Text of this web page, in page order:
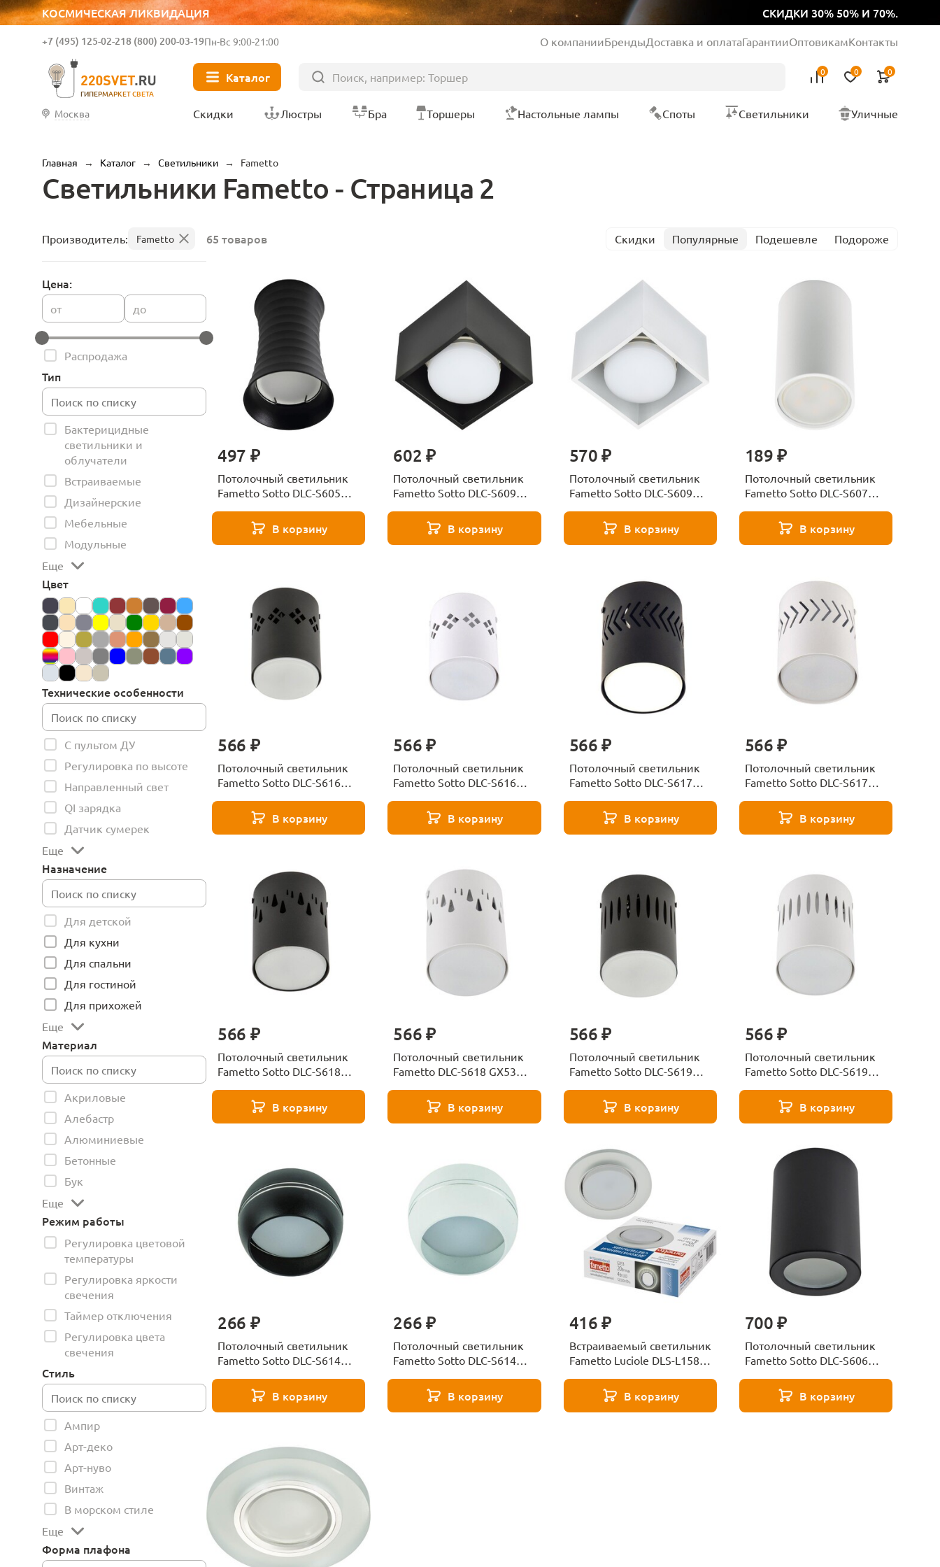
КОСМИЧЕСКАЯ ЛИКВИДАЦИЯ СКИДКИ 30% 50% И 70%.
ГИПЕРМАРКЕТ СВЕТА
+7 (495) 125-02-218 (800) 200-03-19Пн-Вс 9:00-21:00 О компанииБрендыДоставка и оплатаГарантииОптовикамКонтакты
Каталог 0 0 0
Москва Скидки Люстры Бра Торшеры Настольные лампы Споты Светильники Уличные
Главная → Каталог → Светильники → Fametto
Светильники Fametto - Страница 2
Производитель: Fametto
Цена:
от до
Распродажа
Тип
Бактерицидные
светильники и
облучатели
Встраиваемые
Дизайнерские
Мебельные
Модульные
Еще
Цвет
Технические особенности
С пультом ДУ
Регулировка по высоте
Направленный свет
QI зарядка
Датчик сумерек
Еще
Назначение
Для детской
Для кухни
Для спальни
Для гостиной
Для прихожей
Еще
Материал
Акриловые
Алебастр
Алюминиевые
Бетонные
Бук
Еще
Режим работы
Регулировка цветовой
температуры
Регулировка яркости
свечения
Таймер отключения
Регулировка цвета
свечения
Стиль
Ампир
Арт-деко
Арт-нуво
Винтаж
В морском стиле
Еще
Форма плафона
65 товаров Скидки Популярные Подешевле Подороже
497 ₽
Потолочный светильник
Fametto Sotto DLC-S605
В корзину
602 ₽
Потолочный светильник
Fametto Sotto DLC-S609
В корзину
570 ₽
Потолочный светильник
Fametto Sotto DLC-S609
В корзину
189 ₽
Потолочный светильник
Fametto Sotto DLC-S607
В корзину
566 ₽
Потолочный светильник
Fametto Sotto DLC-S616
В корзину
566 ₽
Потолочный светильник
Fametto Sotto DLC-S616
В корзину
566 ₽
Потолочный светильник
Fametto Sotto DLC-S617
В корзину
566 ₽
Потолочный светильник
Fametto Sotto DLC-S617
В корзину
566 ₽
Потолочный светильник
Fametto Sotto DLC-S618
В корзину
566 ₽
Потолочный светильник
Fametto DLC-S618 GX53
В корзину
566 ₽
Потолочный светильник
Fametto Sotto DLC-S619
В корзину
566 ₽
Потолочный светильник
Fametto Sotto DLC-S619
В корзину
266 ₽
Потолочный светильник
Fametto Sotto DLC-S614
00009781 В корзину
266 ₽
Потолочный светильник
Fametto Sotto DLC-S614
00009780 В корзину
416 ₽
Встраиваемый светильник
Fametto Luciole DLS-L158
В корзину
700 ₽
Потолочный светильник
Fametto Sotto DLC-S606
В корзину